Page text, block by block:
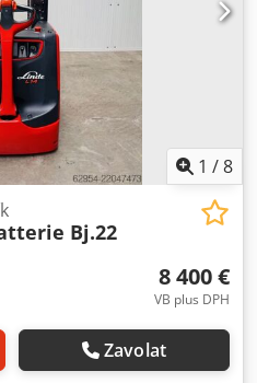
1 /8
Bj.22
8 400 €
VB plus DPH
Zavolat